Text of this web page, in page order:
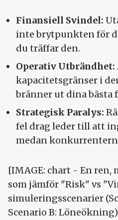
Finansiell Svindel:
inte brytpunkten för
du träffar den.
Operativ Utbrändhet:
kapacitetsgränser i
bränner ut dina bästa
Strategisk Paralys:
fel drag leder till att
medan
[IMAGE: chart - En ren,
som jämför "Risk" vs
simuleringsscenarier
Scenario B: